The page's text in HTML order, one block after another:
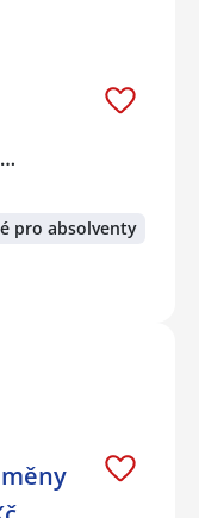
pro absolventy